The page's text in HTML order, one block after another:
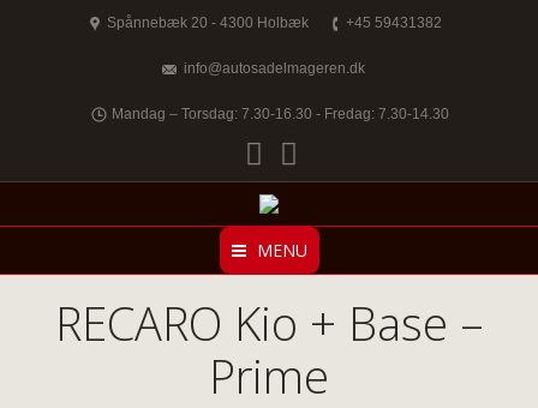
Spånnebæk 20 - 4300 Holbæk +45 59431382
info@autosadelmageren.dk
Mandag – Torsdag: 7.30-16.30 - Fredag: 7.30-14.30
Facebook
MENU
RECARO Kio + Base –
Prime